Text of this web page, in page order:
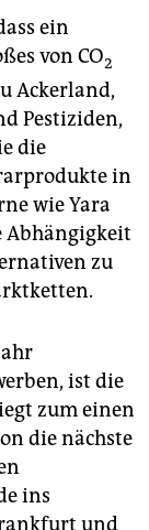
ein
von CO2
Ackerland,
Pestiziden,
die
in
wie Yara
Abhängigkeit
zu
ist die
zum einen
die nächste
ins
und